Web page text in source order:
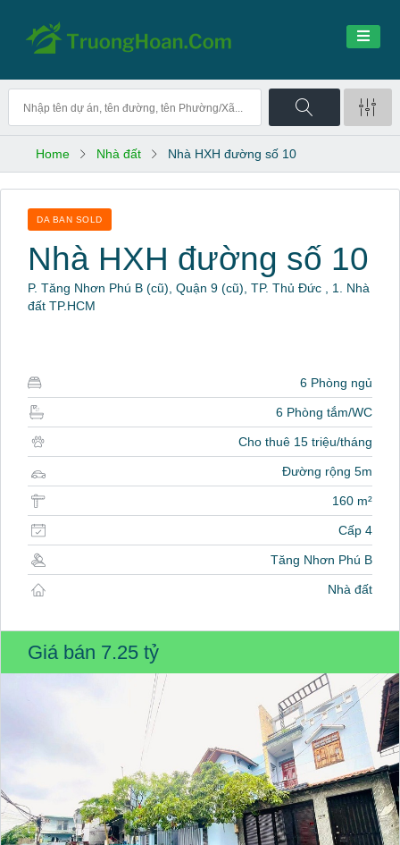
Home Nhà đất Nhà HXH đường số 10
DA BAN SOLD
Nhà HXH đường số 10
P. Tăng Nhơn Phú B (cũ), Quận 9 (cũ), TP. Thủ Đức , 1. Nhà
đất TP.HCM
6 Phòng ngủ
6 Phòng tắm/WC
Cho thuê 15 triệu/tháng
Đường rộng 5m
160 m²
Cấp 4
Tăng Nhơn Phú B
Nhà đất
Giá bán 7.25 tỷ